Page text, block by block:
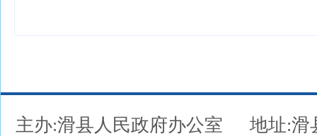
主办:滑县人民政府办公室
地址:滑